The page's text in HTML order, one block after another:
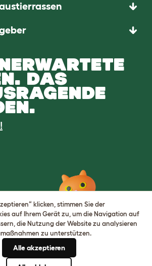
DAS
klicken, stimmen Sie der
auf Ihrem Gerät zu, um die Navigation auf
die Nutzung der Website zu analysieren
zu unterstützen.
Alle akzeptieren